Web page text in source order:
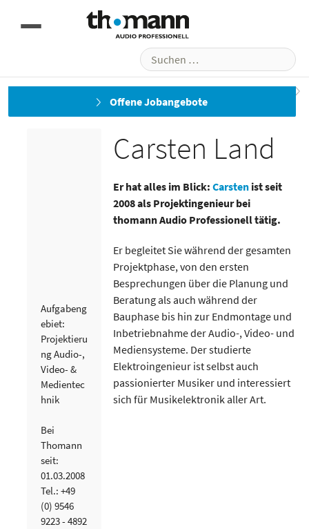
Offene Jobangebote
Benjamin Gunkel Daniel Wiedemann
Carsten Land
Carsten Land
Er hat alles im Blick:Carsten ist seit
2008 als Projektingenieur bei
thomann Audio Professionell tätig.
Er begleitet Sie während der gesamten
Projektphase, von den ersten
Besprechungen über die Planung und
Beratung als auch während der
Bauphase bis hin zur Endmontage und
Inbetriebnahme der Audio-, Video- und
Mediensysteme. Der studierte
Elektroingenieur ist selbst auch
passionierter Musiker und interessiert
sich für Musikelektronik aller Art.
Aufgabeng
ebiet:
Projektieru
ng Audio-,
Video- &
Medientec
hnik
Bei
Thomann
seit:
01.03.2008
Tel.: +49
(0) 9546
9223 - 4892